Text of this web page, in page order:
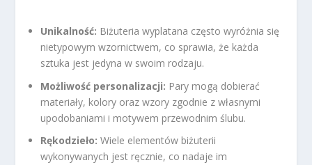
Unikalność: Biżuteria wyplatana często wyróżnia się
nietypowym wzornictwem, co sprawia, że każda
sztuka jest jedyna w swoim rodzaju.
Możliwość personalizacji: Pary mogą dobierać
materiały, kolory oraz wzory zgodnie z własnymi
upodobaniami i motywem przewodnim ślubu.
Rękodzieło: Wiele elementów biżuterii
wykonywanych jest ręcznie, co nadaje im